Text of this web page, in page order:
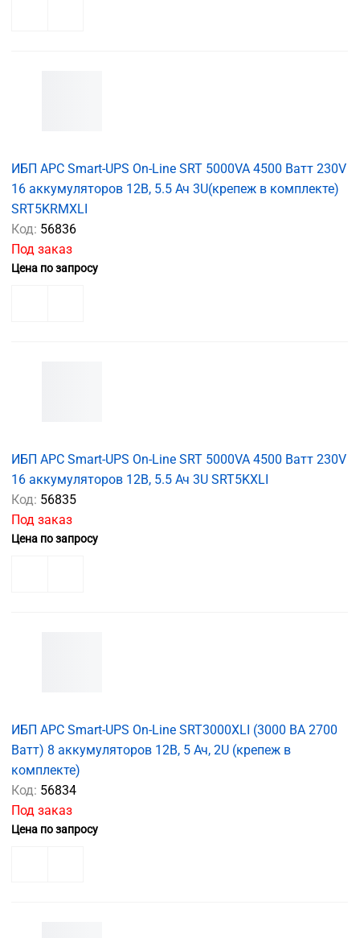
ИБП APC Smart-UPS On-Line SRT 5000VA 4500 Ватт 230V
16 аккумуляторов 12В, 5.5 Ач 3U(крепеж в комплекте)
SRT5KRMXLI
Код: 56836
Под заказ
Цена по запросу
ИБП APC Smart-UPS On-Line SRT 5000VA 4500 Ватт 230V
16 аккумуляторов 12В, 5.5 Ач 3U SRT5KXLI
Код: 56835
Под заказ
Цена по запросу
ИБП APC Smart-UPS On-Line SRT3000XLI (3000 ВА 2700
Ватт) 8 аккумуляторов 12В, 5 Ач, 2U (крепеж в
комплекте)
Код: 56834
Под заказ
Цена по запросу